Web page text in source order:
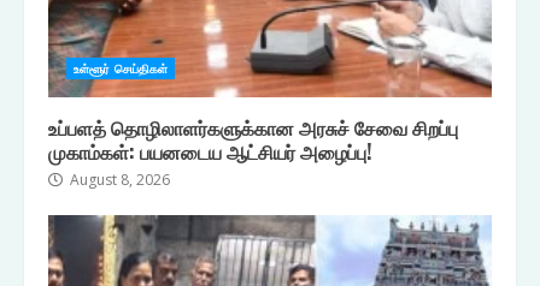
உள்ளூர் செய்திகள்
உப்பளத் தொழிலாளர்களுக்கான அரசுச் சேவை சிறப்பு
முகாம்கள்: பயனடைய ஆட்சியர் அழைப்பு!
August 8, 2026